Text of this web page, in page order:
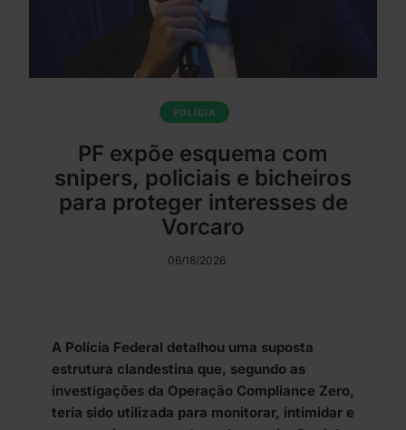
POLÍCIA
PF expõe esquema com
snipers, policiais e bicheiros
para proteger interesses de
Vorcaro
06/18/2026
A Polícia Federal detalhou uma suposta
estrutura clandestina que, segundo as
investigações da Operação Compliance Zero,
teria sido utilizada para monitorar, intimidar e